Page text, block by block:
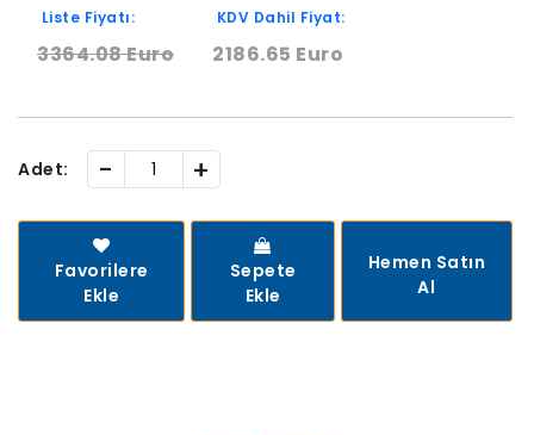
Liste Fiyatı:
3364.08 Euro
KDV Dahil Fiyat:
2186.65 Euro
Adet: - +
Favorilere
Ekle
Sepete
Ekle
Hemen Satın
Al